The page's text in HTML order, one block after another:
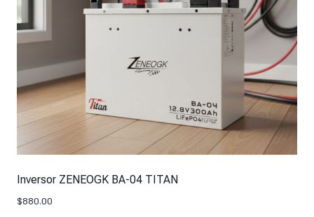
Inversor ZENEOGK BA-04 TITAN
$880.00